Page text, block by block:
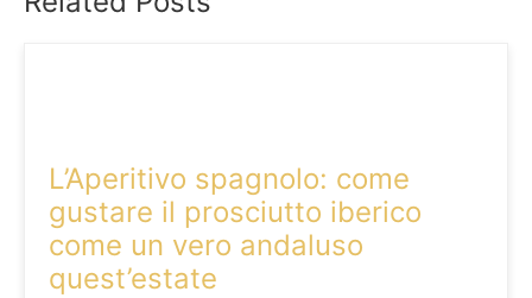
L’Aperitivo spagnolo: come
gustare il prosciutto iberico
come un vero andaluso
quest’estate